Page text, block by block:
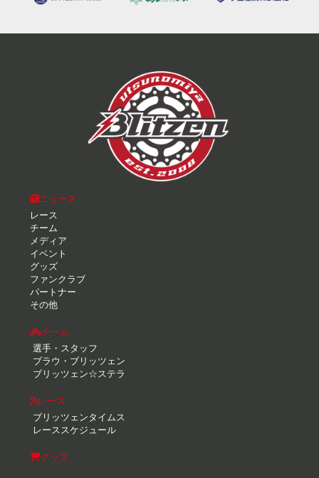
ニュース
レース
チーム
メディア
イベント
グッズ
ファンクラブ
パートナー
その他
チーム
選手・スタッフ
ブラウ・ブリッツェン
ブリッツェン☆ステラ
レース
ブリッツェンタイムス
レーススケジュール
グッズ